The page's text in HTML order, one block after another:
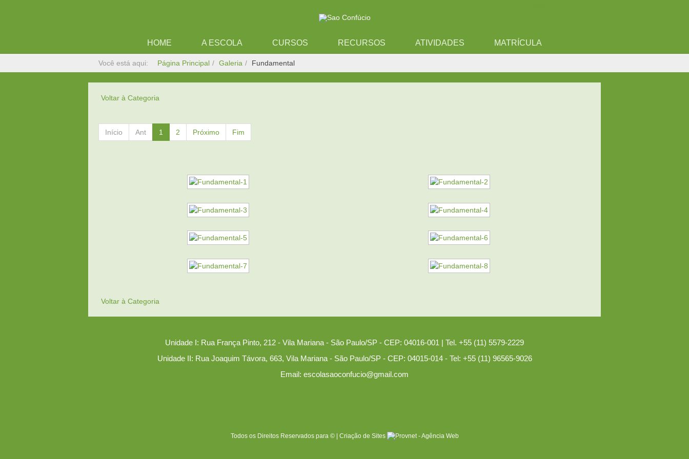
HOME A ESCOLA CURSOS RECURSOS ATIVIDADES MATRÍCULA
Você está aqui: Página Principal Galeria Fundamental
Voltar à Categoria
Início Ant 1 2 Próximo Fim
Voltar à Categoria
Unidade I: Rua França Pinto, 212 - Vila Mariana - São Paulo/SP - CEP: 04016-001 | Tel. +55 (11) 5579-2229
Unidade II: Rua Joaquim Távora, 663, Vila Mariana - São Paulo/SP - CEP: 04015-014 - Tel: +55 (11) 96565-9026
Email: escolasaoconfucio@gmail.com
Todos os Direitos Reservados para © | Criação de Sites